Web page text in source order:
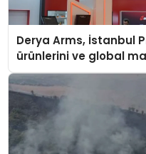
Derya Arms, İstanbul
ürünlerini ve global